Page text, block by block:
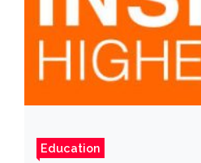
Education